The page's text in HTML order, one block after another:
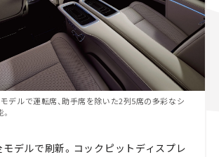
デルで運転席、助手席を除いた2列5席の多彩なシ
デルで刷新。コックピットディスプレ